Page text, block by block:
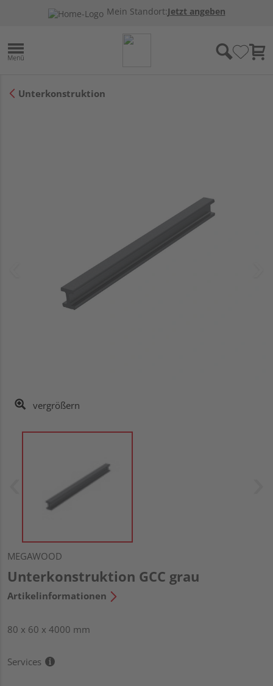
Mein Standort:Jetzt angeben
Unterkonstruktion
vergrößern
MEGAWOOD
Unterkonstruktion GCC grau
Artikelinformationen
80 x 60 x 4000 mm
Services